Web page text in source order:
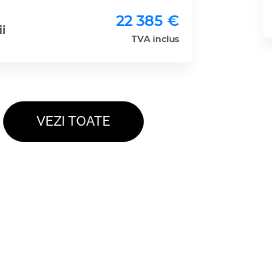
22 385 €
TVA inclus
VEZI TOATE